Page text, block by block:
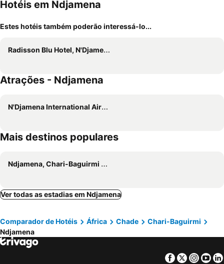
Hotéis em Ndjamena
Estes hotéis também poderão interessá-lo...
Radisson Blu Hotel, N'Djamena
Atrações - Ndjamena
N'Djamena International Airport
Mais destinos populares
Ndjamena, Chari-Baguirmi Hotéis
Ver todas as estadias em Ndjamena
Comparador de Hotéis África Chade
Chari-Baguirmi
Ndjamena
Facebook
Twitter